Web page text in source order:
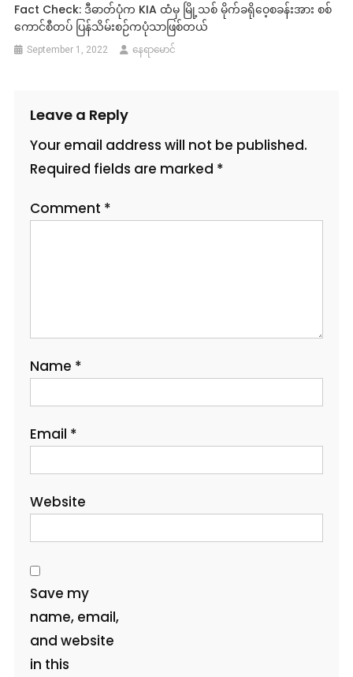
Fact Check: ဒီဓာတ်ပုံက KIA ထံမှ မြို့သစ် မိုက်ခရိုဝေ့စခန်းအား စစ်
ကောင်စီတပ် ပြန်သိမ်းစဉ်ကပုံသာဖြစ်တယ်
September 1, 2022 နေရာမောင်
Leave a Reply
Your email address will not be published.
Required fields are marked *
Comment *
Name *
Email *
Website
Save my
name, email,
and website
in this